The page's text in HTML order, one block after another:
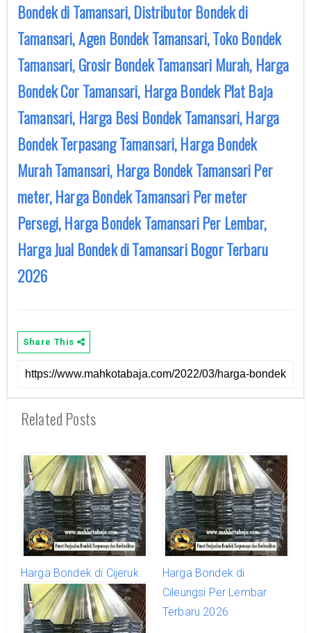
Bondek di Tamansari, Distributor Bondek di
Tamansari, Agen Bondek Tamansari, Toko Bondek
Tamansari, Grosir Bondek Tamansari Murah, Harga
Bondek Cor Tamansari, Harga Bondek Plat Baja
Tamansari, Harga Besi Bondek Tamansari, Harga
Bondek Terpasang Tamansari, Harga Bondek
Murah Tamansari, Harga Bondek Tamansari Per
meter, Harga Bondek Tamansari Per meter
Persegi, Harga Bondek Tamansari Per Lembar,
Harga Jual Bondek di Tamansari Bogor Terbaru
2026
Share This
Related Posts
Harga Bondek di Cijeruk
Per Lembar Terbaru 2026
Harga Bondek di
Cileungsi Per Lembar
Terbaru 2026